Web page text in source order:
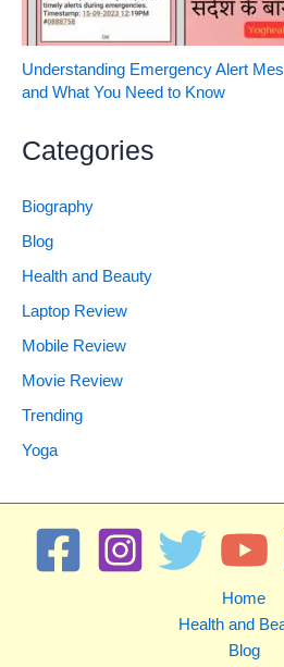
Understanding Emergency Alert
and What You Need to Know
Categories
Biography
Blog
Health and Beauty
Laptop Review
Mobile Review
Movie Review
Trending
Yoga
Home
Health and
Blog